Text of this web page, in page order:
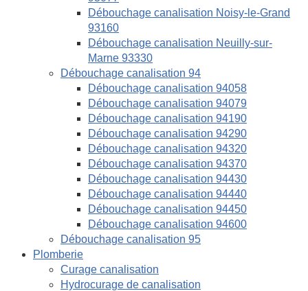
Débouchage canalisation Noisy-le-Grand
93160
Débouchage canalisation Neuilly-sur-
Marne 93330
Débouchage canalisation 94
Débouchage canalisation 94058
Débouchage canalisation 94079
Débouchage canalisation 94190
Débouchage canalisation 94290
Débouchage canalisation 94320
Débouchage canalisation 94370
Débouchage canalisation 94430
Débouchage canalisation 94440
Débouchage canalisation 94450
Débouchage canalisation 94600
Débouchage canalisation 95
Plomberie
Curage canalisation
Hydrocurage de canalisation